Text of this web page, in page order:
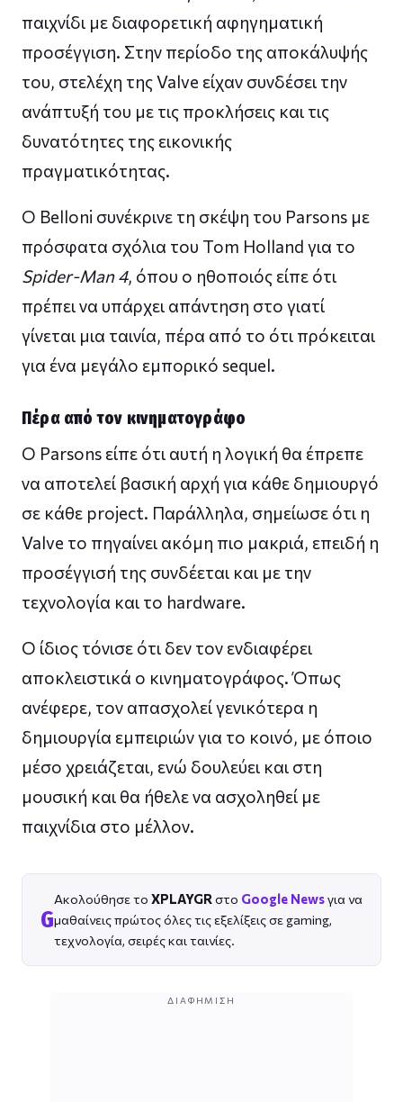
παιχνίδι με διαφορετική αφηγηματική
προσέγγιση. Στην περίοδο της αποκάλυψής
του, στελέχη της Valve είχαν συνδέσει την
ανάπτυξή του με τις προκλήσεις και τις
δυνατότητες της εικονικής
πραγματικότητας.
Ο Belloni συνέκρινε τη σκέψη του Parsons με
πρόσφατα σχόλια του Tom Holland για το
Spider-Man 4, όπου ο ηθοποιός είπε ότι
πρέπει να υπάρχει απάντηση στο γιατί
γίνεται μια ταινία, πέρα από το ότι πρόκειται
για ένα μεγάλο εμπορικό sequel.
Πέρα από τον κινηματογράφο
Ο Parsons είπε ότι αυτή η λογική θα έπρεπε
να αποτελεί βασική αρχή για κάθε δημιουργό
σε κάθε project. Παράλληλα, σημείωσε ότι η
Valve το πηγαίνει ακόμη πιο μακριά, επειδή η
προσέγγισή της συνδέεται και με την
τεχνολογία και το hardware.
Ο ίδιος τόνισε ότι δεν τον ενδιαφέρει
αποκλειστικά ο κινηματογράφος. Όπως
ανέφερε, τον απασχολεί γενικότερα η
δημιουργία εμπειριών για το κοινό, με όποιο
μέσο χρειάζεται, ενώ δουλεύει και στη
μουσική και θα ήθελε να ασχοληθεί με
παιχνίδια στο μέλλον.
G
Ακολούθησε το XPLAYGR στο Google Newsγια να
μαθαίνεις πρώτος όλες τις εξελίξεις σε gaming,
τεχνολογία, σειρές και ταινίες.
ΔΙΑΦΉΜΙΣΗ